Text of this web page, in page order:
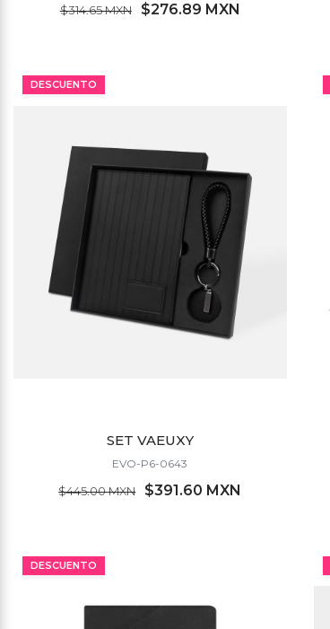
$314.65 MXN $276.89 MXN
DESCUENTO
SET VAEUXY
EVO-P6-0643
$445.00 MXN $391.60 MXN
DESCUENTO